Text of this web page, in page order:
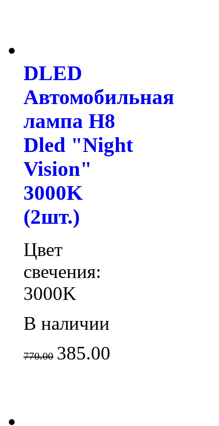
DLED
Автомобильная
лампа H8
Dled "Night
Vision"
3000K
(2шт.)
Цвет
свечения:
3000K
В наличии
770.00 385.00